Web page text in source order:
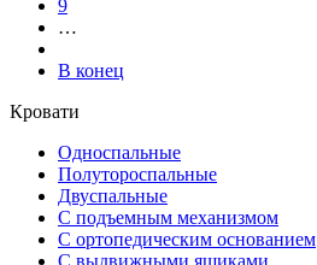
9
…
В конец
Кровати
Односпальные
Полутороспальные
Двуспальные
С подъемным механизмом
С ортопедическим основанием
С выдвижными ящиками